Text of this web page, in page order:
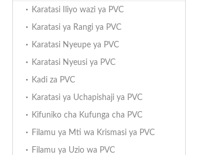
Karatasi Iliyo wazi ya PVC
Karatasi ya Rangi ya PVC
Karatasi Nyeupe ya PVC
Karatasi Nyeusi ya PVC
Kadi za PVC
Karatasi ya Uchapishaji ya PVC
Kifuniko cha Kufunga cha PVC
Filamu ya Mti wa Krismasi ya PVC
Filamu ya Uzio wa PVC